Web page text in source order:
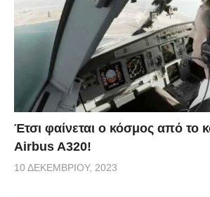
Έτσι φαίνεται ο κόσμος από το
Airbus A320!
10 ΔΕΚΕΜΒΡΊΟΥ, 2023